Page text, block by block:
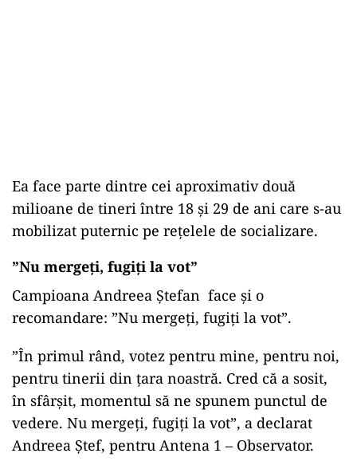
Ea face parte dintre cei aproximativ două
milioane de tineri între 18 și 29 de ani care s-au
mobilizat puternic pe rețelele de socializare.
”Nu mergeți, fugiți la vot”
Campioana Andreea Ștefan face și o
recomandare: ”Nu mergeți, fugiți la vot”.
”În primul rând, votez pentru mine, pentru noi,
pentru tinerii din ţara noastră. Cred că a sosit,
în sfârşit, momentul să ne spunem punctul de
vedere. Nu mergeţi, fugiţi la vot”, a declarat
Andreea Ștef, pentru Antena 1 – Observator.